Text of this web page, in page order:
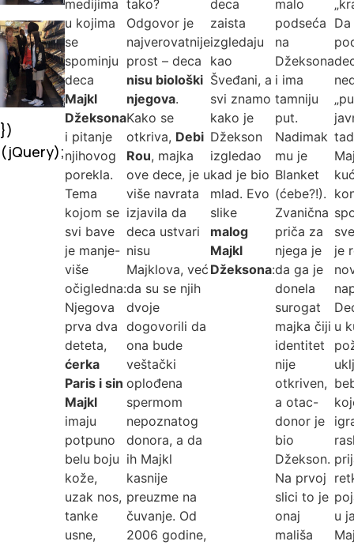
})
(jQuery);
medijima
u kojima
se
spominju
deca
Majkl
Džeksona
i pitanje
njihovog
porekla.
Tema
kojom se
svi bave
je manje-
više
očigledna:
Njegova
prva dva
deteta,
ćerka
Paris i sin
Majkl
imaju
potpuno
belu boju
kože,
uzak nos,
tanke
usne,
tako?
Odgovor je
najverovatnije
prost – deca
nisu biološki
njegova.
Kako se
otkriva, Debi
Rou, majka
ove dece, je u
više navrata
izjavila da
deca ustvari
nisu
Majklova, već
da su se njih
dvoje
dogovorili da
ona bude
veštački
oplođena
spermom
nepoznatog
donora, a da
ih Majkl
kasnije
preuzme na
čuvanje. Od
2006 godine,
deca
zaista
izgledaju
kao
Šveđani, a
svi znamo
kako je
Džekson
izgledao
kad je bio
mlad. Evo
slike
malog
Majkl
Džeksona:
malo
podseća
na
Džeksona
i ima
tamniju
put.
Nadimak
mu je
Blanket
(ćebe?!).
Zvanična
priča za
njega je
da ga je
donela
surogat
majka čiji
identitet
nije
otkriven,
a otac-
donor je
bio
Džekson.
Na prvoj
slici to je
onaj
mališa
je
u
u